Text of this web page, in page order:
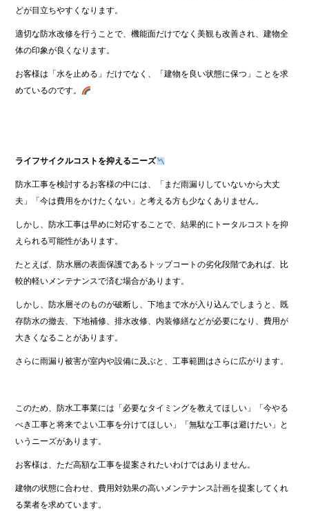
どが目立ちやすくなります。
適切な防水改修を行うことで、機能面だけでなく美観も改善され、建物全
体の印象が良くなります。
お客様は「水を止める」だけでなく、「建物を良い状態に保つ」ことを求
めているのです。
ライフサイクルコストを抑えるニーズ
防水工事を検討するお客様の中には、「まだ雨漏りしていないから大丈
夫」「今は費用をかけたくない」と考える方も少なくありません。
しかし、防水工事は早めに対応することで、結果的にトータルコストを抑
えられる可能性があります。
たとえば、防水層の表面保護であるトップコートの劣化段階であれば、比
較的軽いメンテナンスで済む場合があります。
しかし、防水層そのものが破断し、下地まで水が入り込んでしまうと、既
存防水の撤去、下地補修、排水改修、内装修繕などが必要になり、費用が
大きくなることがあります。
さらに雨漏り被害が室内や設備に及ぶと、工事範囲はさらに広がります。
このため、防水工事業には「必要なタイミングを教えてほしい」「今やる
べき工事と将来でよい工事を分けてほしい」「無駄な工事は避けたい」と
いうニーズがあります。
お客様は、ただ高額な工事を提案されたいわけではありません。
建物の状態に合わせ、費用対効果の高いメンテナンス計画を提案してくれ
る業者を求めています。